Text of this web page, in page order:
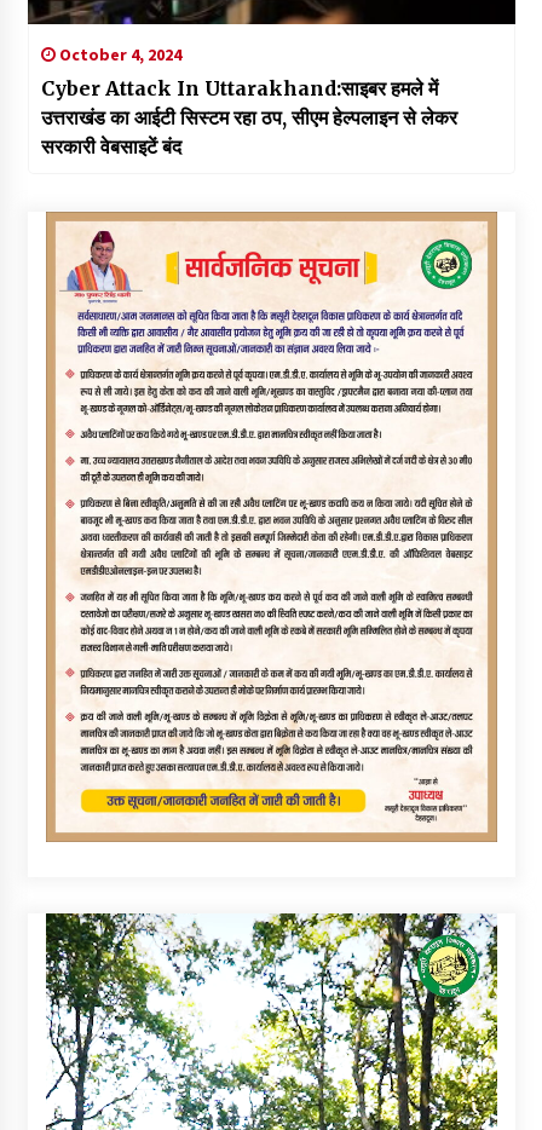
October 4, 2024
Cyber Attack In Uttarakhand:साइबर हमले में
उत्तराखंड का आईटी सिस्टम रहा ठप, सीएम हेल्पलाइन से लेकर
सरकारी वेबसाइटें बंद